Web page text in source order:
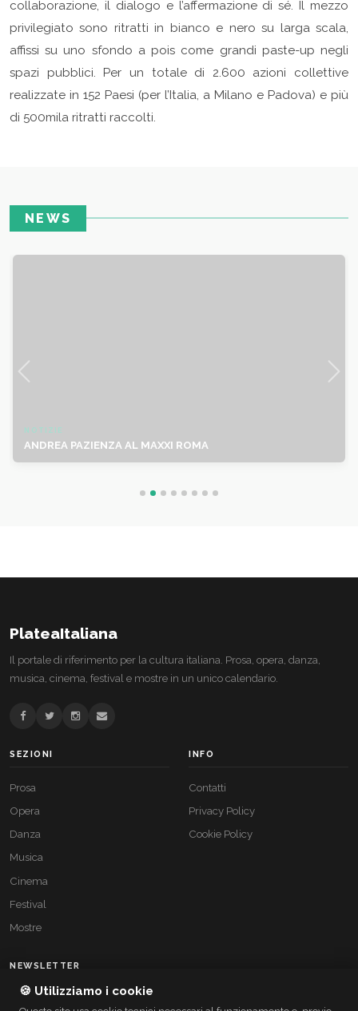
collaborazione, il dialogo e l’affermazione di sé. Il mezzo
privilegiato sono ritratti in bianco e nero su larga scala,
affissi su uno sfondo a pois come grandi paste-up negli
spazi pubblici. Per un totale di 2.600 azioni collettive
realizzate in 152 Paesi (per l’Italia, a Milano e Padova) e più
di 500mila ritratti raccolti.
NEWS
NOTIZIE
ANDREA PAZIENZA AL MAXXI ROMA
PlateaItaliana
Il portale di riferimento per la cultura italiana. Prosa, opera, danza,
musica, cinema, festival e mostre in un unico calendario.
SEZIONI
Prosa
Opera
Danza
Musica
Cinema
Festival
Mostre
INFO
Contatti
Privacy Policy
Cookie Policy
NEWSLETTER
Resta aggiornato sugli eventi culturali italiani.
🍪 Utilizziamo i cookie